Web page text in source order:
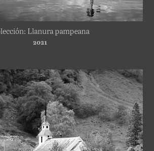
Llanura pampeana
2021